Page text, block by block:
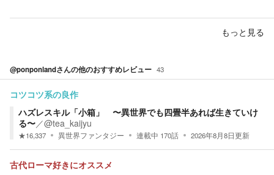
もっと見る
@ponponlandさんの他のおすすめレビュー 43
コツコツ系の良作
ハズレスキル「小箱」 〜異世界でも四畳半あれば生きていけ
る〜／@tea_kaijyu
★16,337 異世界ファンタジー 連載中 170話 2026年8月8日更新
古代ローマ好きにオススメ